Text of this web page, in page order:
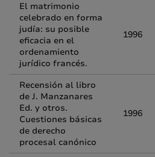
El matrimonio
celebrado en forma
judía: su posible
eficacia en el
ordenamiento
jurídico francés.
1996
Recensión al libro
de J. Manzanares
Ed. y otros.
Cuestiones básicas
de derecho
procesal canónico
1996